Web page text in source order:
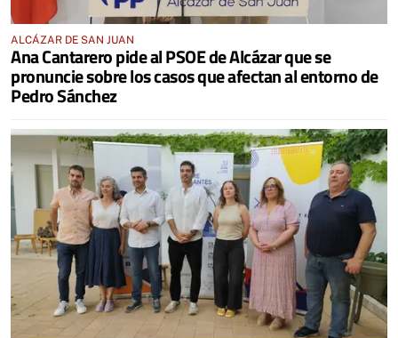
ALCÁZAR DE SAN JUAN
Ana Cantarero pide al PSOE de Alcázar que se
pronuncie sobre los casos que afectan al entorno de
Pedro Sánchez